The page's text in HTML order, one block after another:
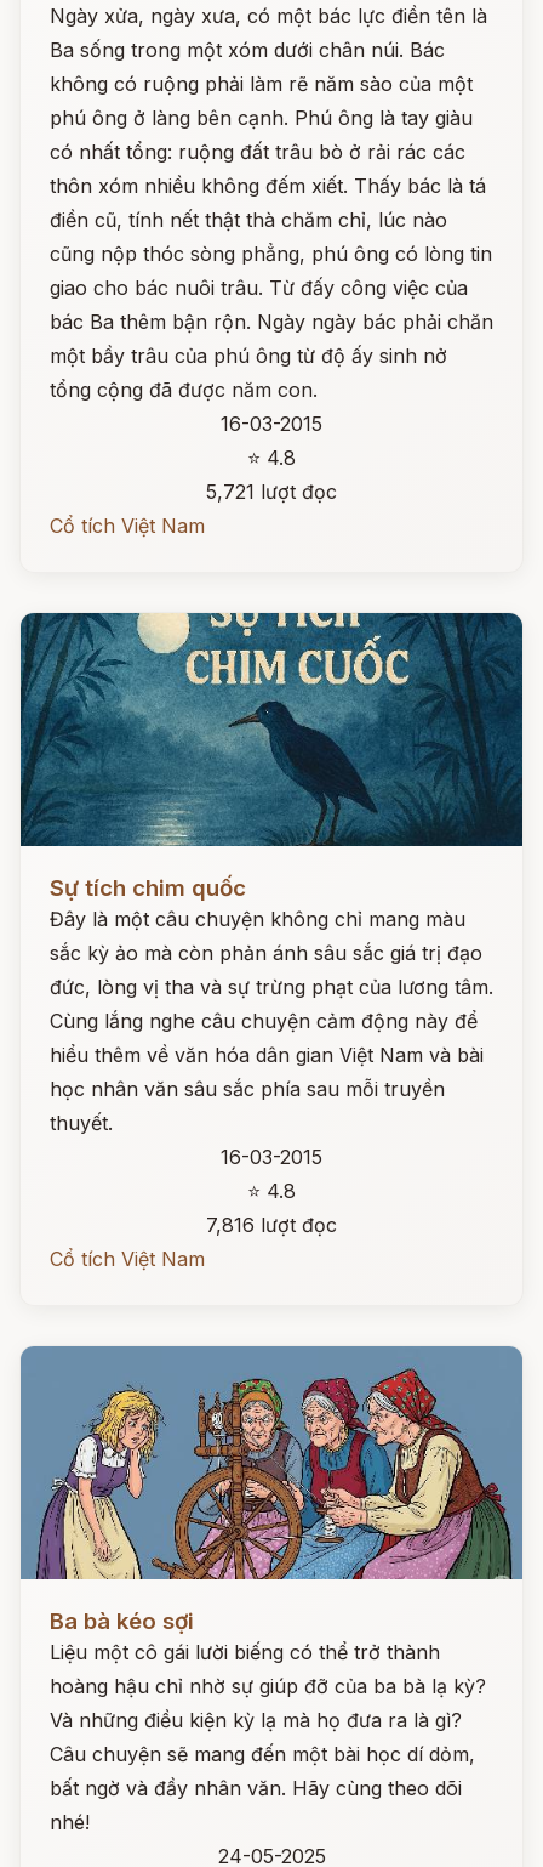
Ngày xửa, ngày xưa, có một bác lực điền tên là
Ba sống trong một xóm dưới chân núi. Bác
không có ruộng phải làm rẽ năm sào của một
phú ông ở làng bên cạnh. Phú ông là tay giàu
có nhất tổng: ruộng đất trâu bò ở rải rác các
thôn xóm nhiều không đếm xiết. Thấy bác là tá
điền cũ, tính nết thật thà chăm chỉ, lúc nào
cũng nộp thóc sòng phẳng, phú ông có lòng tin
giao cho bác nuôi trâu. Từ đấy công việc của
bác Ba thêm bận rộn. Ngày ngày bác phải chăn
một bầy trâu của phú ông từ độ ấy sinh nở
tổng cộng đã được năm con.
16-03-2015
⭐ 4.8
5,721 lượt đọc
Cổ tích Việt Nam
Sự tích chim quốc
Đây là một câu chuyện không chỉ mang màu
sắc kỳ ảo mà còn phản ánh sâu sắc giá trị đạo
đức, lòng vị tha và sự trừng phạt của lương tâm.
Cùng lắng nghe câu chuyện cảm động này để
hiểu thêm về văn hóa dân gian Việt Nam và bài
học nhân văn sâu sắc phía sau mỗi truyền
thuyết.
16-03-2015
⭐ 4.8
7,816 lượt đọc
Cổ tích Việt Nam
Ba bà kéo sợi
Liệu một cô gái lười biếng có thể trở thành
hoàng hậu chỉ nhờ sự giúp đỡ của ba bà lạ kỳ?
Và những điều kiện kỳ lạ mà họ đưa ra là gì?
Câu chuyện sẽ mang đến một bài học dí dỏm,
bất ngờ và đầy nhân văn. Hãy cùng theo dõi
nhé!
24-05-2025